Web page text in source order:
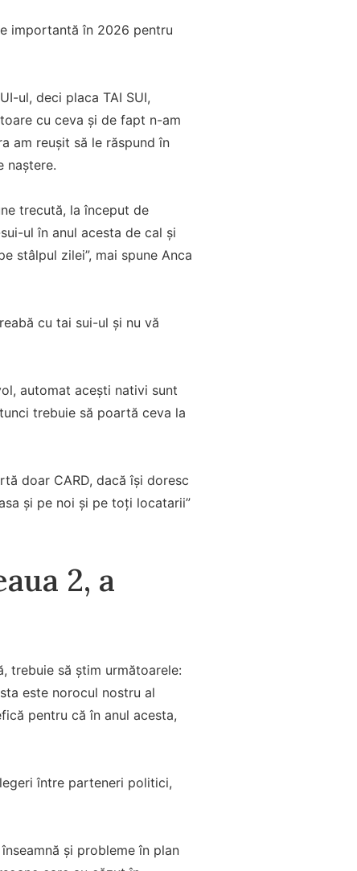
importantă în 2026 pentru
ul, deci placa TAI SUI,
cu ceva și de fapt n-am
am reușit să le răspund în
naștere.
trecută, la început de
ul în anul acesta de cal și
stâlpul zilei”, mai spune Anca
cu tai sui-ul și nu vă
automat acești nativi sunt
trebuie să poartă ceva la
doar CARD, dacă își doresc
și pe noi și pe toți locatarii”
2, a
trebuie să știm următoarele:
este norocul nostru al
pentru că în anul acesta,
între parteneri politici,
și probleme în plan